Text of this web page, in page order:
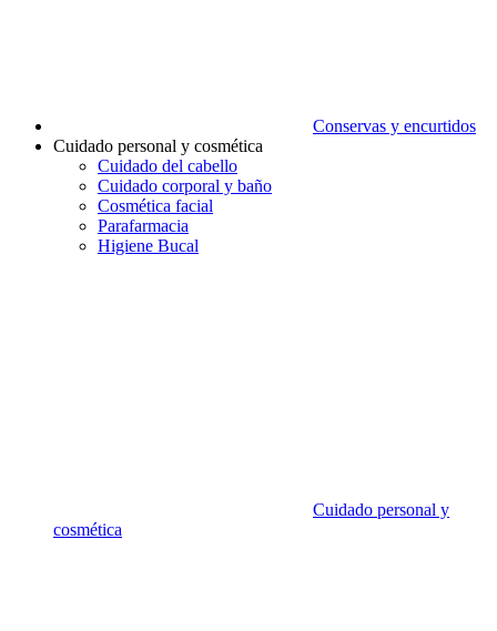
Conservas y encurtidos
Cuidado personal y cosmética
Cuidado del cabello
Cuidado corporal y baño
Cosmética facial
Parafarmacia
Higiene Bucal
Cuidado personal y
cosmética